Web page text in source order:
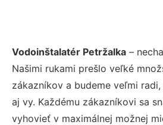
Vodoinštalatér Petržalka –
Našimi rukami prešlo veľké
zákazníkov a budeme veľmi
aj vy. Každému zákazníkovi sa
vyhovieť v maximálnej možnej